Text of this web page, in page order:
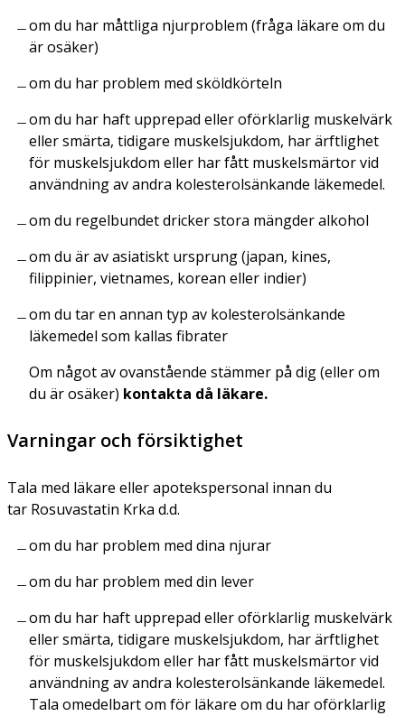
om du har måttliga njurproblem (fråga läkare om du
är osäker)
om du har problem med sköldkörteln
om du har haft upprepad eller oförklarlig muskelvärk
eller smärta, tidigare muskelsjukdom, har ärftlighet
för muskelsjukdom eller har fått muskelsmärtor vid
användning av andra kolesterolsänkande läkemedel.
om du regelbundet dricker stora mängder alkohol
om du är av asiatiskt ursprung (japan, kines,
filippinier, vietnames, korean eller indier)
om du tar en annan typ av kolesterolsänkande
läkemedel som kallas fibrater
Om något av ovanstående stämmer på dig (eller om
du är osäker) kontakta då läkare.
Varningar och försiktighet
Tala med läkare eller apotekspersonal innan du
tar Rosuvastatin Krka d.d.
om du har problem med dina njurar
om du har problem med din lever
om du har haft upprepad eller oförklarlig muskelvärk
eller smärta, tidigare muskelsjukdom, har ärftlighet
för muskelsjukdom eller har fått muskelsmärtor vid
användning av andra kolesterolsänkande läkemedel.
Tala omedelbart om för läkare om du har oförklarlig